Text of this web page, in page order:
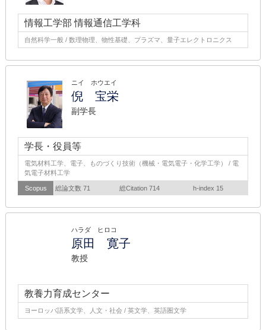
情報工学部 情報通信工学科
自然科学一般 / 数理物理、物性基礎、プラズマ、量子エレクトロニクス
ニイ ホウエイ
倪 宝栄
副学長
学長・役員等
電気材料工学、電子、ものづくり技術（機械・電気電子・化学工学） / 電
気電子材料工学
Scopus 総論文数 71 総Citation 714 h-index 15
ハラダ ヒロコ
原田 寛子
教授
教養力育成センター
ヨーロッパ語系文学、人文・社会 / 英文学、英語圏文学